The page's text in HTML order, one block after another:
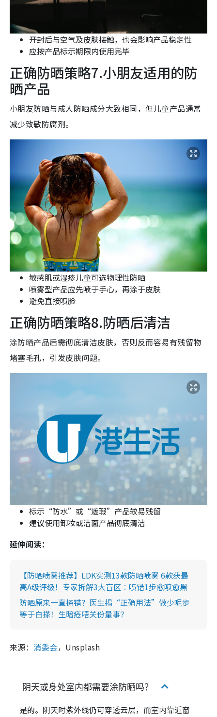
开封后与空气及皮肤接触，也会影响产品稳定性
应按产品标示期限内使用完毕
正确防晒策略7.小朋友适用的防
晒产品
小朋友防晒与成人防晒成分大致相同，但儿童产品通常
减少致敏防腐剂。
敏感肌或湿疹儿童可选物理性防晒
喷雾型产品应先喷于手心，再涂于皮肤
避免直接喷脸
正确防晒策略8.防晒后清洁
涂防晒产品后需彻底清洁皮肤，否则反而容易有残留物
堵塞毛孔，引发皮肤问题。
标示“防水”或“遮瑕”产品较易残留
建议使用卸妆或洁面产品彻底清洁
延伸阅读：
【防晒喷雾推荐】LDK实测13款防晒喷雾 6款获最
高A级评级！专家拆解3大盲区︰喷错1步愈喷愈黑
防晒原来一直搽错？医生揭“正确用法”做少呢步
等于白搽！生暗疮唔关份量事？
来源： 消委会，Unsplash
阴天或身处室内都需要涂防晒吗？
是的。阴天时紫外线仍可穿透云层，而室内靠近窗